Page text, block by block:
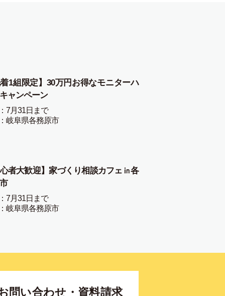
着1組限定】30万円お得なモニターハ
ャンペーン
7月31日まで
岐阜県各務原市
心者大歓迎】家づくり相談カフェ㏌各
7月31日まで
岐阜県各務原市
問い合わせ・資料請求